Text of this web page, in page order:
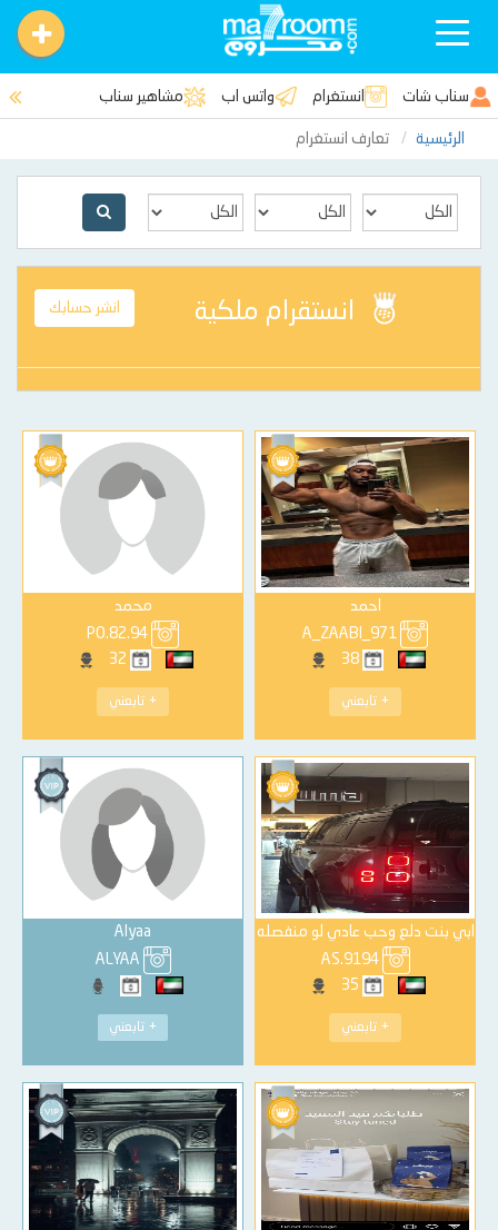
Toggle
سناب شات انستغرام واتس اب مشاهير سناب
الرئيسية تعارف انستغرام
انستقرام ملكية انشر حسابك
احمد
+ تابعني
محمد
+ تابعني
ابي بنت دلع وحب عادي لو منفصله
AS.9194
+ تابعني
Alyaa
+ تابعني